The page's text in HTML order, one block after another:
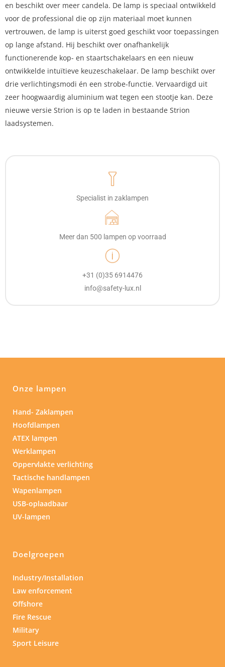
en beschikt over meer candela. De lamp is speciaal ontwikkeld
voor de professional die op zijn materiaal moet kunnen
vertrouwen, de lamp is uiterst goed geschikt voor toepassingen
op lange afstand. Hij beschikt over onafhankelijk
functionerende kop- en staartschakelaars en een nieuw
ontwikkelde intuïtieve keuzeschakelaar. De lamp beschikt over
drie verlichtingsmodi én een strobe-functie. Vervaardigd uit
zeer hoogwaardig aluminium wat tegen een stootje kan. Deze
nieuwe versie Strion is op te laden in bestaande Strion
laadsystemen.
Specialist in zaklampen
Meer dan 500 lampen op voorraad
+31 (0)35 6914476
info@safety-lux.nl
Onze lampen
Hand- Zaklampen
Hoofdlampen
ATEX lampen
Werklampen
Oppervlakte verlichting
Tactische handlampen
Wapenlampen
USB-oplaadbaar
UV-lampen
Doelgroepen
Industry/Installation
Law enforcement
Offshore
Fire Rescue
Military
Sport Leisure